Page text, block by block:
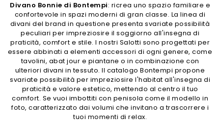
Divano Bonnie di Bontempi: ricrea uno spazio familiare e
confortevole in spazi moderni di gran classe. La linea di
divani del brand in questione presenta svariate possibilità
peculiari per impreziosire il soggiorno all'insegna di
praticità, comfort e stile. I nostri Salotti sono progettati per
essere abbinati a elementi accessori di ogni genere, come
tavolini, abat jour e piantane o in combinazione con
ulteriori divani in tessuto. Il catalogo Bontempi propone
svariate possibilità per impreziosire l'habitat all'insegna di
praticità e valore estetico, mettendo al centro il tuo
comfort. Se vuoi imbottiti con penisola come il modello in
foto, caratterizzato dai volumi che invitano a trascorrere i
tuoi momenti di relax.